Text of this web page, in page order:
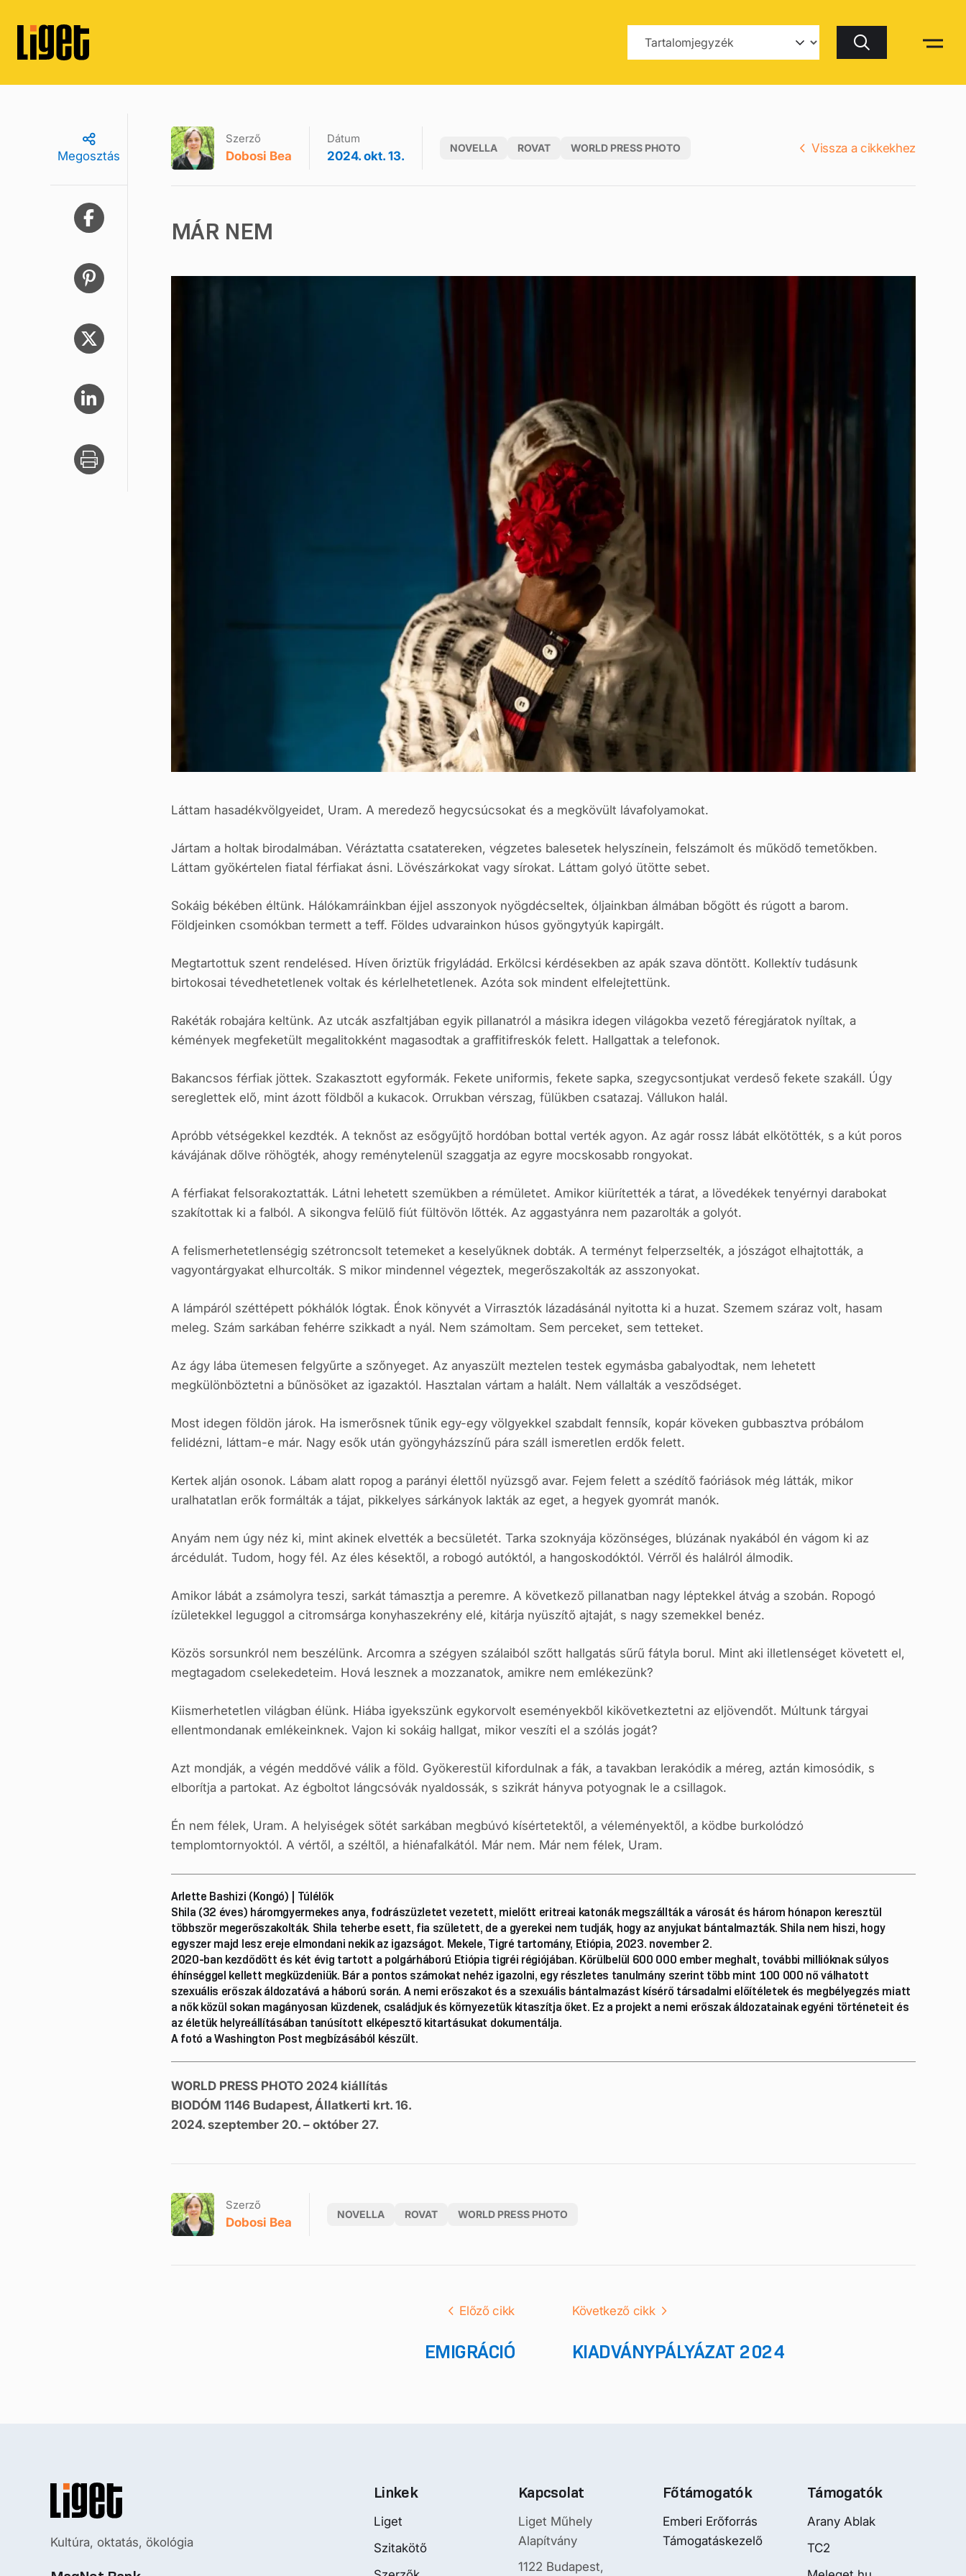
Keresés
Megosztás
Szerző
Dobosi Bea
Dátum
2024. okt. 13.
NOVELLA ROVAT WORLD PRESS PHOTO Vissza a cikkekhez
MÁR NEM
Láttam hasadékvölgyeidet, Uram. A meredező hegycsúcsokat és a megkövült lávafolyamokat.
Jártam a holtak birodalmában. Véráztatta csatatereken, végzetes balesetek helyszínein, felszámolt és működő temetőkben.
Láttam gyökértelen fiatal férfiakat ásni. Lövészárkokat vagy sírokat. Láttam golyó ütötte sebet.
Sokáig békében éltünk. Hálókamráinkban éjjel asszonyok nyögdécseltek, óljainkban álmában bőgött és rúgott a barom.
Földjeinken csomókban termett a teff. Földes udvarainkon húsos gyöngytyúk kapirgált.
Megtartottuk szent rendelésed. Híven őriztük frigyládád. Erkölcsi kérdésekben az apák szava döntött. Kollektív tudásunk
birtokosai tévedhetetlenek voltak és kérlelhetetlenek. Azóta sok mindent elfelejtettünk.
Rakéták robajára keltünk. Az utcák aszfaltjában egyik pillanatról a másikra idegen világokba vezető féregjáratok nyíltak, a
kémények megfeketült megalitokként magasodtak a graffitifreskók felett. Hallgattak a telefonok.
Bakancsos férfiak jöttek. Szakasztott egyformák. Fekete uniformis, fekete sapka, szegycsontjukat verdeső fekete szakáll. Úgy
sereglettek elő, mint ázott földből a kukacok. Orrukban vérszag, fülükben csatazaj. Vállukon halál.
Apróbb vétségekkel kezdték. A teknőst az esőgyűjtő hordóban bottal verték agyon. Az agár rossz lábát elkötötték, s a kút poros
kávájának dőlve röhögték, ahogy reménytelenül szaggatja az egyre mocskosabb rongyokat.
A férfiakat felsorakoztatták. Látni lehetett szemükben a rémületet. Amikor kiürítették a tárat, a lövedékek tenyérnyi darabokat
szakítottak ki a falból. A sikongva felülő fiút fültövön lőtték. Az aggastyánra nem pazarolták a golyót.
A felismerhetetlenségig szétroncsolt tetemeket a keselyűknek dobták. A terményt felperzselték, a jószágot elhajtották, a
vagyontárgyakat elhurcolták. S mikor mindennel végeztek, megerőszakolták az asszonyokat.
A lámpáról széttépett pókhálók lógtak. Énok könyvét a Virrasztók lázadásánál nyitotta ki a huzat. Szemem száraz volt, hasam
meleg. Szám sarkában fehérre szikkadt a nyál. Nem számoltam. Sem perceket, sem tetteket.
Az ágy lába ütemesen felgyűrte a szőnyeget. Az anyaszült meztelen testek egymásba gabalyodtak, nem lehetett
megkülönböztetni a bűnösöket az igazaktól. Hasztalan vártam a halált. Nem vállalták a vesződséget.
Most idegen földön járok. Ha ismerősnek tűnik egy-egy völgyekkel szabdalt fennsík, kopár köveken gubbasztva próbálom
felidézni, láttam-e már. Nagy esők után gyöngyházszínű pára száll ismeretlen erdők felett.
Kertek alján osonok. Lábam alatt ropog a parányi élettől nyüzsgő avar. Fejem felett a szédítő faóriások még látták, mikor
uralhatatlan erők formálták a tájat, pikkelyes sárkányok lakták az eget, a hegyek gyomrát manók.
Anyám nem úgy néz ki, mint akinek elvették a becsületét. Tarka szoknyája közönséges, blúzának nyakából én vágom ki az
árcédulát. Tudom, hogy fél. Az éles késektől, a robogó autóktól, a hangoskodóktól. Vérről és halálról álmodik.
Amikor lábát a zsámolyra teszi, sarkát támasztja a peremre. A következő pillanatban nagy léptekkel átvág a szobán. Ropogó
ízületekkel leguggol a citromsárga konyhaszekrény elé, kitárja nyüszítő ajtaját, s nagy szemekkel benéz.
Közös sorsunkról nem beszélünk. Arcomra a szégyen szálaiból szőtt hallgatás sűrű fátyla borul. Mint aki illetlenséget követett el,
megtagadom cselekedeteim. Hová lesznek a mozzanatok, amikre nem emlékezünk?
Kiismerhetetlen világban élünk. Hiába igyekszünk egykorvolt eseményekből kikövetkeztetni az eljövendőt. Múltunk tárgyai
ellentmondanak emlékeinknek. Vajon ki sokáig hallgat, mikor veszíti el a szólás jogát?
Azt mondják, a végén meddővé válik a föld. Gyökerestül kifordulnak a fák, a tavakban lerakódik a méreg, aztán kimosódik, s
elborítja a partokat. Az égboltot lángcsóvák nyaldossák, s szikrát hányva potyognak le a csillagok.
Én nem félek, Uram. A helyiségek sötét sarkában megbúvó kísértetektől, a véleményektől, a ködbe burkolódzó
templomtornyoktól. A vértől, a széltől, a hiénafalkától. Már nem. Már nem félek, Uram.
Arlette Bashizi (Kongó) | Túlélők
Shila (32 éves) háromgyermekes anya, fodrászüzletet vezetett, mielőtt eritreai katonák megszállták a városát és három hónapon keresztül
többször megerőszakolták. Shila teherbe esett, fia született, de a gyerekei nem tudják, hogy az anyjukat bántalmazták. Shila nem hiszi, hogy
egyszer majd lesz ereje elmondani nekik az igazságot. Mekele, Tigré tartomány, Etiópia, 2023. november 2.
2020-ban kezdődött és két évig tartott a polgárháború Etiópia tigréi régiójában. Körülbelül 600 000 ember meghalt, további millióknak súlyos
éhínséggel kellett megküzdeniük. Bár a pontos számokat nehéz igazolni, egy részletes tanulmány szerint több mint 100 000 nő válhatott
szexuális erőszak áldozatává a háború során. A nemi erőszakot és a szexuális bántalmazást kísérő társadalmi előítéletek és megbélyegzés miatt
a nők közül sokan magányosan küzdenek, családjuk és környezetük kitaszítja őket. Ez a projekt a nemi erőszak áldozatainak egyéni történeteit és
az életük helyreállításában tanúsított elképesztő kitartásukat dokumentálja.
A fotó a Washington Post megbízásából készült.
WORLD PRESS PHOTO 2024 kiállítás
BIODÓM 1146 Budapest, Állatkerti krt. 16.
2024. szeptember 20. – október 27.
Szerző
Dobosi Bea
NOVELLA ROVAT WORLD PRESS PHOTO
Előző cikk
EMIGRÁCIÓ
Következő cikk
KIADVÁNYPÁLYÁZAT 2024
Kultúra, oktatás, ökológia
Linkek
Liget
Szitakötő
Kapcsolat
Liget Műhely
Alapítvány
1122 Budapest,
Főtámogatók
Emberi Erőforrás
Támogatáskezelő
Támogatók
Arany Ablak
TC2